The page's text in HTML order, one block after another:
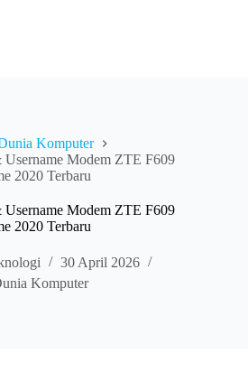
Komputer
Modem ZTE F609
2020 Terbaru
Modem ZTE F609
2020 Terbaru
30 April 2026
Komputer